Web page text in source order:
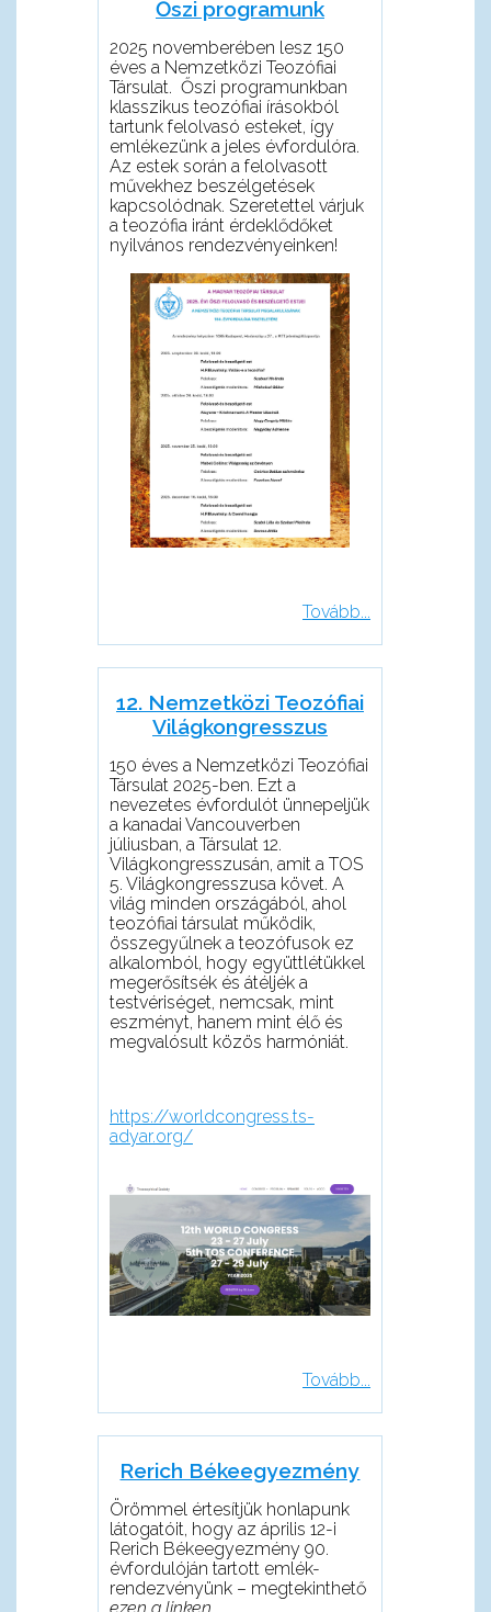
Őszi programunk
2025 novemberében lesz 150
éves a Nemzetközi Teozófiai
Társulat. Őszi programunkban
klasszikus teozófiai írásokból
tartunk felolvasó esteket, így
emlékezünk a jeles évfordulóra.
Az estek során a felolvasott
művekhez beszélgetések
kapcsolódnak. Szeretettel várjuk
a teozófia iránt érdeklődőket
nyilvános rendezvényeinken!
Tovább...
12. Nemzetközi Teozófiai
Világkongresszus
150 éves a Nemzetközi Teozófiai
Társulat 2025-ben. Ezt a
nevezetes évfordulót ünnepeljük
a kanadai Vancouverben
júliusban, a Társulat 12.
Világkongresszusán, amit a TOS
5. Világkongresszusa követ. A
világ minden országából, ahol
teozófiai társulat működik,
összegyűlnek a teozófusok ez
alkalomból, hogy együttlétükkel
megerősítsék és átéljék a
testvériséget, nemcsak, mint
eszményt, hanem mint élő és
megvalósult közös harmóniát.
https://worldcongress.ts-
adyar.org/
Tovább...
Rerich Békeegyezmény
Örömmel értesítjük honlapunk
látogatóit, hogy az április 12-i
Rerich Békeegyezmény 90.
évfordulóján tartott emlék-
rendezvényünk – megtekinthető